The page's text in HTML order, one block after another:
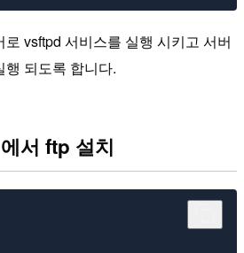
vsftpd 서비스를 실행 시키고 서버
되도록 합니다.
서 ftp 설치